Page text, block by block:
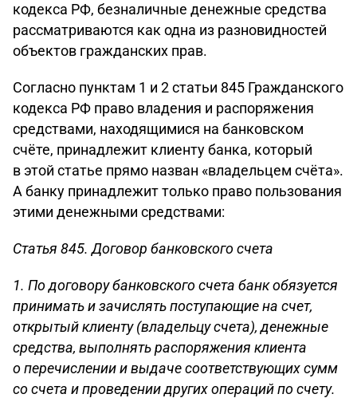
кодекса РФ, безналичные денежные средства
рассматриваются как одна из разновидностей
объектов гражданских прав.
Согласно пунктам 1 и 2 статьи 845 Гражданского
кодекса РФ право владения и распоряжения
средствами, находящимися на банковском
счёте, принадлежит клиенту банка, который
в этой статье прямо назван «владельцем счёта».
А банку принадлежит только право пользования
этими денежными средствами:
Статья 845. Договор банковского счета
1. По договору банковского счета банк обязуется
принимать и зачислять поступающие на счет,
открытый клиенту (владельцу счета), денежные
средства, выполнять распоряжения клиента
о перечислении и выдаче соответствующих сумм
со счета и проведении других операций по счету.